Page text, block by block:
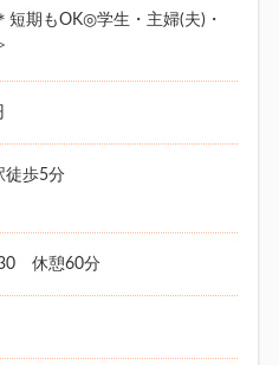
期もOK◎学生・主婦(夫)・
徒歩5分
休憩60分